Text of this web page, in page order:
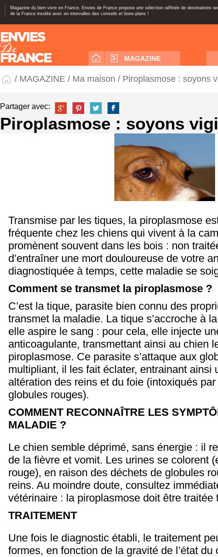
Magazine du bien vivre en France, Envies de France propose une sélection raffinée de destinations
de la France insolite avec en intervalles des conseils et bons-plans !
MAGAZINE
/ MAGAZINE / Ma maison / Piroplasmose : soyons
Partager avec:
Piroplasmose : soyons
Transmise par les tiques, la piroplasmose
fréquente chez les chiens qui vivent à la
promènent souvent dans les bois : non
d’entraîner une mort douloureuse de votre
diagnostiquée à temps, cette maladie se
Comment se transmet la piroplasmose ?
C’est la tique, parasite bien connu des
transmet la maladie. La tique s’accroche à
elle aspire le sang : pour cela, elle injecte
anticoagulante, transmettant ainsi au chien
piroplasmose. Ce parasite s’attaque aux
multipliant, il les fait éclater, entrainant ainsi
altération des reins et du foie (intoxiqués
globules rouges).
COMMENT RECONNAÎTRE LES
MALADIE ?
Le chien semble déprimé, sans énergie : il
de la fièvre et vomit. Les urines se colorent
rouge), en raison des déchets de globules
reins. Au moindre doute, consultez
vétérinaire : la piroplasmose doit être traitée
TRAITEMENT
Une fois le diagnostic établi, le traitement
formes, en fonction de la gravité de l’état du